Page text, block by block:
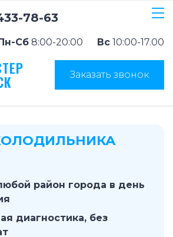
78-63
Сб 8:00-20:00 Вс 10:00-17.00
Заказать звонок
район города в день
диагностика, без